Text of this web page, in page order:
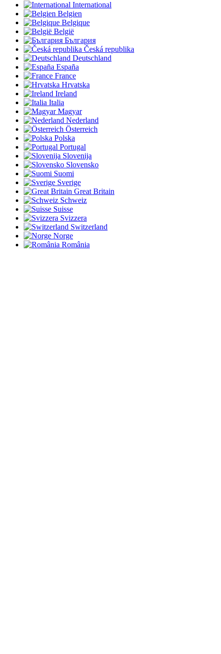
International
Belgien
Belgique
België
България
Česká republika
Deutschland
España
France
Hrvatska
Ireland
Italia
Magyar
Nederland
Österreich
Polska
Portugal
Slovenija
Slovensko
Suomi
Sverige
Great Britain
Schweiz
Suisse
Svizzera
Switzerland
Norge
România